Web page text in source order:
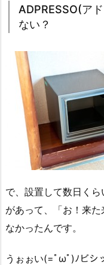
ADPRESSO(ア
ない？
で、設置して数日く
があって、「お！来
なかったんです。
うぉぉい(=ﾟωﾟ)ﾉビシ